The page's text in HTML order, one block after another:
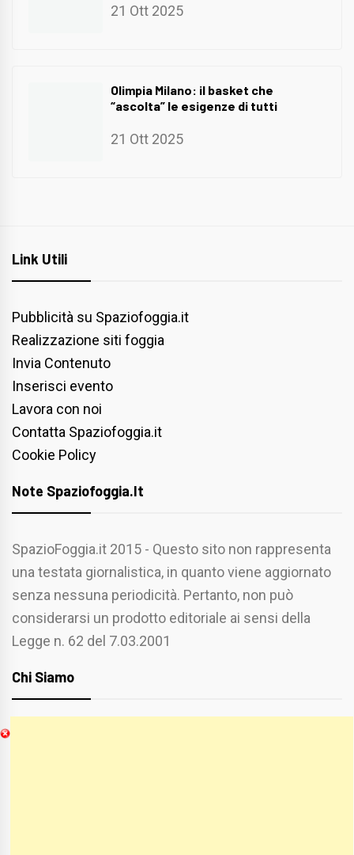
21 Ott 2025
Olimpia Milano: il basket che
“ascolta” le esigenze di tutti
21 Ott 2025
Link Utili
Pubblicità su Spaziofoggia.it
Realizzazione siti foggia
Invia Contenuto
Inserisci evento
Lavora con noi
Contatta Spaziofoggia.it
Cookie Policy
Note Spaziofoggia.it
SpazioFoggia.it 2015 - Questo sito non rappresenta
una testata giornalistica, in quanto viene aggiornato
senza nessuna periodicità. Pertanto, non può
considerarsi un prodotto editoriale ai sensi della
Legge n. 62 del 7.03.2001
Chi Siamo